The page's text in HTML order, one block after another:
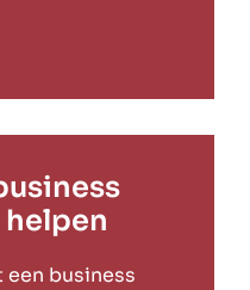
helpen
een business